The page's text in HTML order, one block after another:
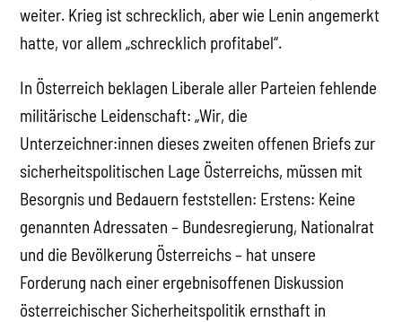
weiter. Krieg ist schrecklich, aber wie Lenin angemerkt
hatte, vor allem „schrecklich profitabel“.
In Österreich beklagen Liberale aller Parteien fehlende
militärische Leidenschaft: „Wir, die
Unterzeichner:innen dieses zweiten offenen Briefs zur
sicherheitspolitischen Lage Österreichs, müssen mit
Besorgnis und Bedauern feststellen: Erstens: Keine
genannten Adressaten – Bundesregierung, Nationalrat
und die Bevölkerung Österreichs – hat unsere
Forderung nach einer ergebnisoffenen Diskussion
österreichischer Sicherheitspolitik ernsthaft in